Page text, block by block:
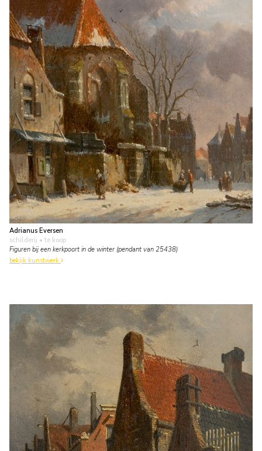
Adrianus Eversen
schilderij • te koop
Figuren bij een kerkpoort in de winter (pendant van 25438)
bekijk kunstwerk